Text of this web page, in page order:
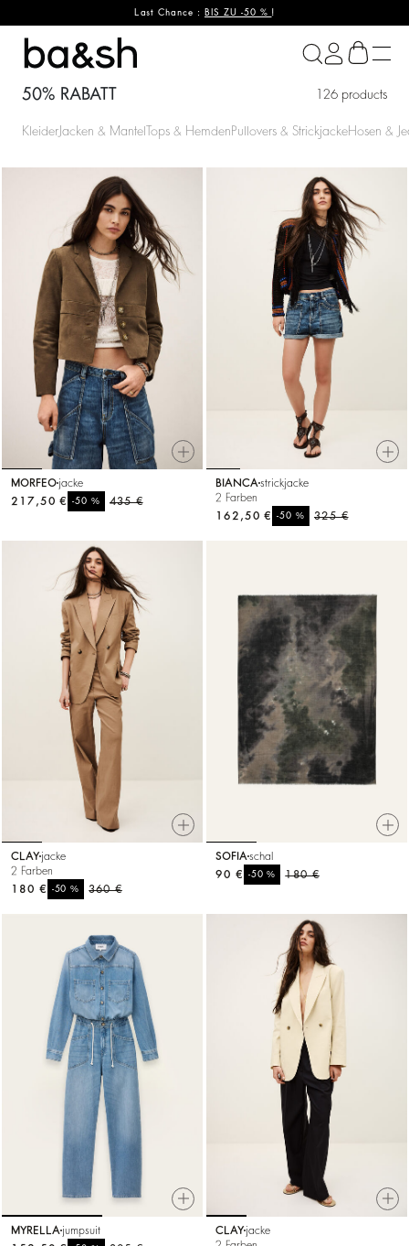
Last Chance : BIS ZU -50 % !
ba&sh
50% RABATT 126 products
Kleider Jacken & Mantel Tops & Hemden Pullovers & StrickjackeHosen &
MORFEO jacke
435 €
-50%
217,50 €
BIANCA strickjacke
2 Farben
325 €
-50%
162,50 €
CLAY jacke
2 Farben
360 €
-50%
180 €
SOFIAschal
180 €
-50%
90 €
MYRELLA jumpsuit
CLAY jacke